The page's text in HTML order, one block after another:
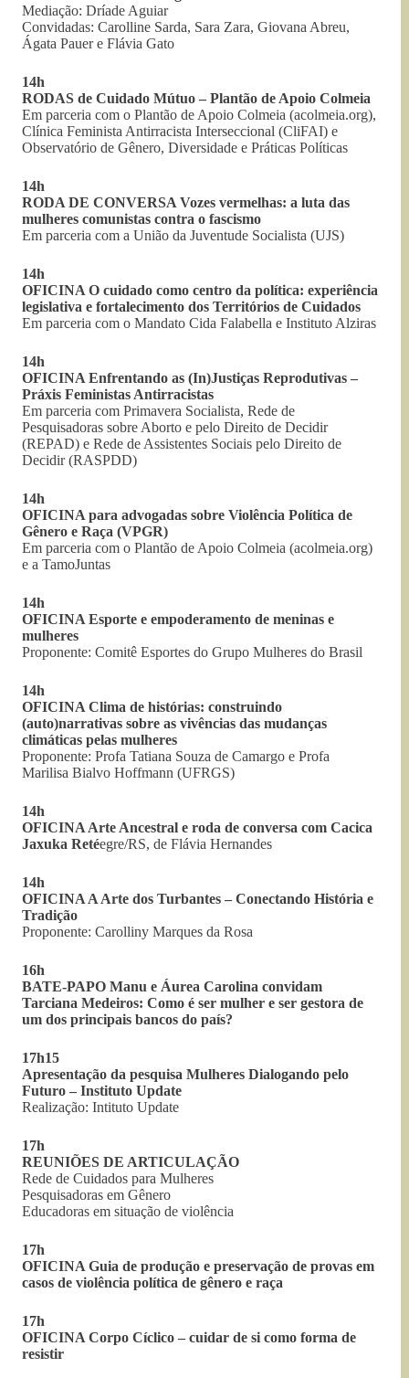
Mediação: Dríade Aguiar
Convidadas: Carolline Sarda, Sara Zara, Giovana Abreu,
Ágata Pauer e Flávia Gato
14h
RODAS de Cuidado Mútuo – Plantão de Apoio Colmeia
Em parceria com o Plantão de Apoio Colmeia (acolmeia.org),
Clínica Feminista Antirracista Interseccional (CliFAI) e
Observatório de Gênero, Diversidade e Práticas Políticas
14h
RODA DE CONVERSA Vozes vermelhas: a luta das
mulheres comunistas contra o fascismo
Em parceria com a União da Juventude Socialista (UJS)
14h
OFICINA O cuidado como centro da política: experiência
legislativa e fortalecimento dos Territórios de Cuidados
Em parceria com o Mandato Cida Falabella e Instituto Alziras
14h
OFICINA Enfrentando as (In)Justiças Reprodutivas –
Práxis Feministas Antirracistas
Em parceria com Primavera Socialista, Rede de
Pesquisadoras sobre Aborto e pelo Direito de Decidir
(REPAD) e Rede de Assistentes Sociais pelo Direito de
Decidir (RASPDD)
14h
OFICINA para advogadas sobre Violência Política de
Gênero e Raça (VPGR)
Em parceria com o Plantão de Apoio Colmeia (acolmeia.org)
e a TamoJuntas
14h
OFICINA Esporte e empoderamento de meninas e
mulheres
Proponente: Comitê Esportes do Grupo Mulheres do Brasil
14h
OFICINA Clima de histórias: construindo
(auto)narrativas sobre as vivências das mudanças
climáticas pelas mulheres
Proponente: Profa Tatiana Souza de Camargo e Profa
Marilisa Bialvo Hoffmann (UFRGS)
14h
OFICINA Arte Ancestral e roda de conversa com Cacica
Jaxuka Retéegre/RS, de Flávia Hernandes
14h
OFICINA A Arte dos Turbantes – Conectando História e
Tradição
Proponente: Carolliny Marques da Rosa
16h
BATE-PAPO Manu e Áurea Carolina convidam
Tarciana Medeiros: Como é ser mulher e ser gestora de
um dos principais bancos do país?
17h15
Apresentação da pesquisa Mulheres Dialogando pelo
Futuro – Instituto Update
Realização: Intituto Update
17h
REUNIÕES DE ARTICULAÇÃO
Rede de Cuidados para Mulheres
Pesquisadoras em Gênero
Educadoras em situação de violência
17h
OFICINA Guia de produção e preservação de provas em
casos de violência política de gênero e raça
17h
OFICINA Corpo Cíclico – cuidar de si como forma de
resistir